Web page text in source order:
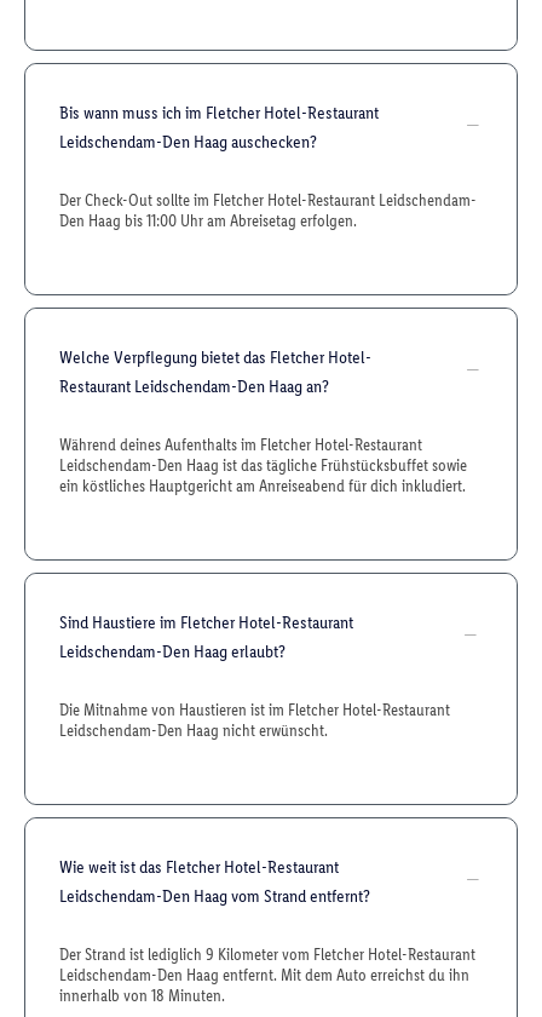
Bis wann muss ich im Fletcher Hotel-Restaurant
Leidschendam-Den Haag auschecken?
Der Check-Out sollte im Fletcher Hotel-Restaurant Leidschendam-
Den Haag bis 11:00 Uhr am Abreisetag erfolgen.
Welche Verpflegung bietet das Fletcher Hotel-
Restaurant Leidschendam-Den Haag an?
Während deines Aufenthalts im Fletcher Hotel-Restaurant
Leidschendam-Den Haag ist das tägliche Frühstücksbuffet sowie
ein köstliches Hauptgericht am Anreiseabend für dich inkludiert.
Sind Haustiere im Fletcher Hotel-Restaurant
Leidschendam-Den Haag erlaubt?
Die Mitnahme von Haustieren ist im Fletcher Hotel-Restaurant
Leidschendam-Den Haag nicht erwünscht.
Wie weit ist das Fletcher Hotel-Restaurant
Leidschendam-Den Haag vom Strand entfernt?
Der Strand ist lediglich 9 Kilometer vom Fletcher Hotel-Restaurant
Leidschendam-Den Haag entfernt. Mit dem Auto erreichst du ihn
innerhalb von 18 Minuten.